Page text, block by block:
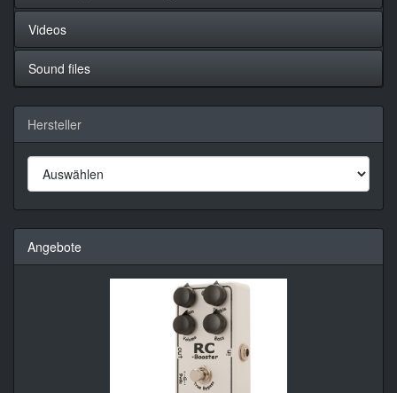
Videos
Sound files
Hersteller
Angebote